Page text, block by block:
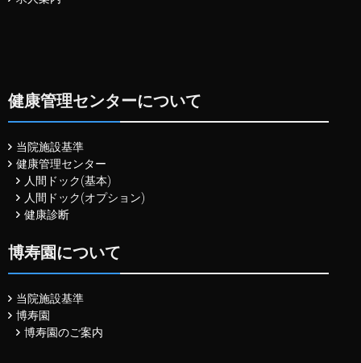
健康管理センターについて
当院施設基準
健康管理センター
人間ドック(基本)
人間ドック(オプション)
健康診断
博寿園について
当院施設基準
博寿園
博寿園のご案内